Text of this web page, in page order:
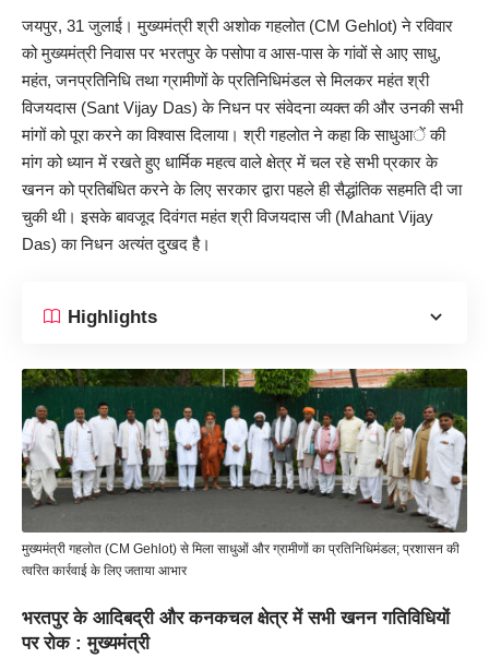
जयपुर, 31 जुलाई। मुख्यमंत्री श्री अशोक गहलोत (CM Gehlot) ने रविवार
को मुख्यमंत्री निवास पर भरतपुर के पसोपा व आस-पास के गांवों से आए साधु,
महंत, जनप्रतिनिधि तथा ग्रामीणों के प्रतिनिधिमंडल से मिलकर महंत श्री
विजयदास (Sant Vijay Das) के निधन पर संवेदना व्यक्त की और उनकी सभी
मांगों को पूरा करने का विश्वास दिलाया। श्री गहलोत ने कहा कि साधुआें की
मांग को ध्यान में रखते हुए धार्मिक महत्व वाले क्षेत्र में चल रहे सभी प्रकार के
खनन को प्रतिबंधित करने के लिए सरकार द्वारा पहले ही सैद्धांतिक सहमति दी जा
चुकी थी। इसके बावजूद दिवंगत महंत श्री विजयदास जी (Mahant Vijay
Das) का निधन अत्यंत दुखद है।
Highlights
मुख्यमंत्री गहलोत (CM Gehlot) से मिला साधुओं और ग्रामीणों का प्रतिनिधिमंडल; प्रशासन की
त्वरित कार्रवाई के लिए जताया आभार
भरतपुर के आदिबद्री और कनकचल क्षेत्र में सभी खनन गतिविधियों
पर रोक : मुख्यमंत्री